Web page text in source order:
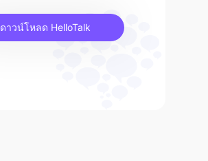
ดาวน์โหลด HelloTalk